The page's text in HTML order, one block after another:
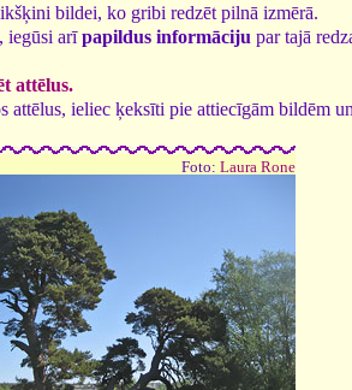
bildei, ko gribi redzēt pilnā izmērā.
iegūsi arīpapildus informāciju par tajā
attēlus.
attēlus, ieliec ķeksīti pie attiecīgām bildēm
Foto: Laura Rone